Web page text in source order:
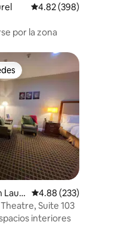
Calificación promedio:
4.82 (398)
por la zona
Laur
Calificación promedio:
4.88 (233)
Suite 103
interiores